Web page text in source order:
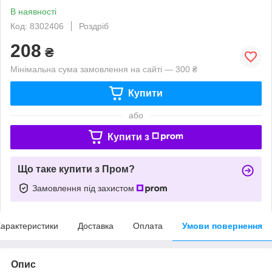
В наявності
Код: 8302406
Роздріб
208 ₴
Мінімальна сума замовлення на сайті — 300 ₴
Купити
або
Купити з
Що таке купити з Пром?
Замовлення під захистом
Доставка Оплата Умови повернення
Опис